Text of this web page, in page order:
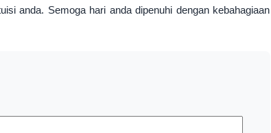
anda. Semoga hari anda dipenuhi dengan kebahagiaan